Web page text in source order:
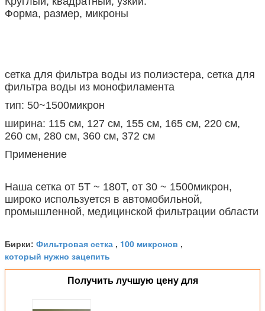
Форма, размер, микроны
сетка для фильтра воды из полиэстера, сетка для
фильтра воды из монофиламента
тип: 50~1500микрон
ширина: 115 см, 127 см, 155 см, 165 см, 220 см,
260 см, 280 см, 360 см, 372 см
Применение
Наша сетка от 5T ~ 180T, от 30 ~ 1500микрон,
широко используется в автомобильной,
промышленной, медицинской фильтрации области
Бирки: Фильтровая сетка , 100 микронов ,
который нужно зацепить
Получить лучшую цену для